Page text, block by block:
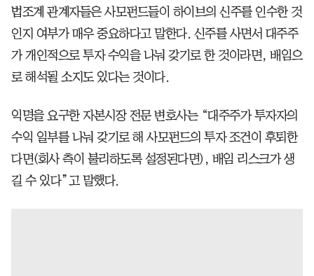
법조계 관계자들은 사모펀드들이 하이브의 신주를 인수한 것
인지 여부가 매우 중요하다고 말한다. 신주를 사면서 대주주
가 개인적으로 투자 수익을 나눠 갖기로 한 것이라면, 배임으
로 해석될 소지도 있다는 것이다.
익명을 요구한 자본시장 전문 변호사는 “대주주가 투자자의
수익 일부를 나눠 갖기로 해 사모펀드의 투자 조건이 후퇴한
다면(회사 측이 불리하도록 설정된다면), 배임 리스크가 생
길 수 있다”고 말했다.